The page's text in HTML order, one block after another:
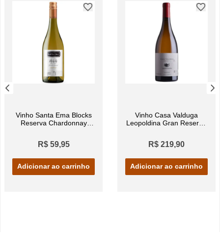
Vinho Santa Ema Blocks
Reserva Chardonnay
R$ 59,95
Adicionar ao carrinho
Vinho Casa Valduga
Leopoldina Gran Reserva
R$ 219,90
Adicionar ao carrinho